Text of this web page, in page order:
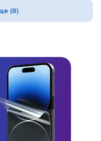
(8)